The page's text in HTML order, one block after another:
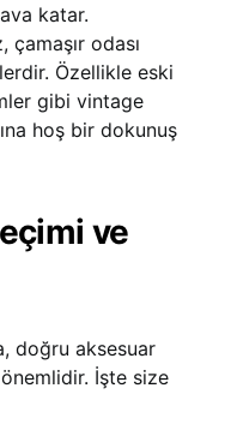
katar.
çamaşır odası
Özellikle eski
gibi vintage
hoş bir dokunuş
ve
doğru aksesuar
İşte size